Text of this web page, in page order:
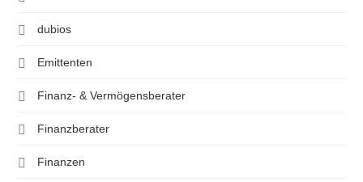
dubios
Emittenten
Finanz- & Vermögensberater
Finanzberater
Finanzen